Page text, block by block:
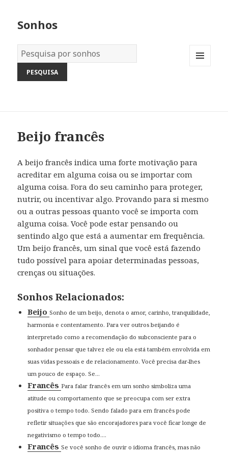
Sonhos
Dicionário
dos
Sonhos:
Beijo francês
A beijo francês indica uma forte motivação para
acreditar em alguma coisa ou se importar com
alguma coisa. Fora do seu caminho para proteger,
nutrir, ou incentivar algo. Provando para si mesmo
ou a outras pessoas quanto você se importa com
alguma coisa. Você pode estar pensando ou
sentindo algo que está a aumentar em frequência.
Um beijo francês, um sinal que você está fazendo
tudo possível para apoiar determinadas pessoas,
crenças ou situações.
Sonhos Relacionados:
BeijoSonho de um beijo, denota o amor, carinho, tranquilidade,
harmonia e contentamento. Para ver outros beijando é
interpretado como a recomendação do subconsciente para o
sonhador pensar que talvez ele ou ela está também envolvida em
suas vidas pessoais e de relacionamento. Você precisa dar-lhes
um pouco de espaço. Se...
Francês Para falar francês em um sonho simboliza uma
atitude ou comportamento que se preocupa com ser extra
positiva o tempo todo. Sendo falado para em francês pode
refletir situações que são encorajadores para você ficar longe de
negativismo o tempo todo....
FrancêsSe você sonho de ouvir o idioma francês, mas não